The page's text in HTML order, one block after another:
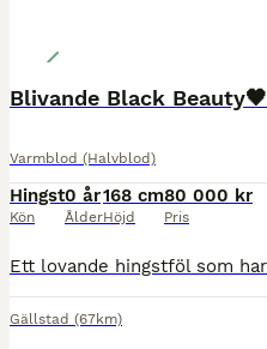
Blivande Black Beauty🖤
Varmblod (Halvblod)
Hingst
Kön
0 år
Ålder
168 cm
Höjd
80 000 kr
Pris
Gällstad (67km)